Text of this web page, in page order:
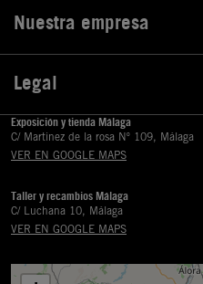
Nuestra empresa
Legal
Exposición y tienda Málaga
C/ Martinez de la rosa Nº 109, Málaga
VER EN GOOGLE MAPS
Taller y recambios Málaga
C/ Luchana 10, Málaga
VER EN GOOGLE MAPS